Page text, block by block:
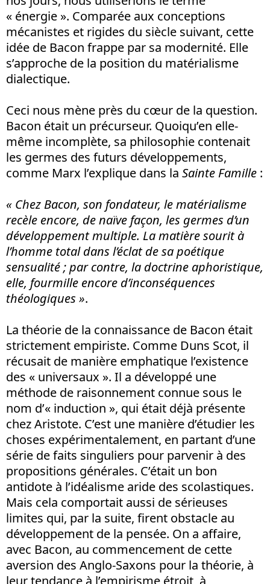
« énergie ». Comparée aux conceptions
mécanistes et rigides du siècle suivant, cette
idée de Bacon frappe par sa modernité. Elle
s’approche de la position du matérialisme
dialectique.
Ceci nous mène près du cœur de la question.
Bacon était un précurseur. Quoiqu’en elle-
même incomplète, sa philosophie contenait
les germes des futurs développements,
comme Marx l’explique dans la Sainte Famille :
« Chez Bacon, son fondateur, le matérialisme
recèle encore, de naïve façon, les germes d’un
développement multiple. La matière sourit à
l’homme total dans l’éclat de sa poétique
sensualité ; par contre, la doctrine aphoristique,
elle, fourmille encore d’in­conséquences
théologiques ».
La théorie de la connaissance de Bacon était
strictement empiriste. Comme Duns Scot, il
récusait de manière emphatique l’existence
des « universaux ». Il a développé une
méthode de raisonnement connue sous le
nom d’« induction », qui était déjà présente
chez Aristote. C’est une manière d’étudier les
choses expérimentalement, en partant d’une
série de faits singuliers pour parvenir à des
propositions générales. C’était un bon
antidote à l’idéalisme aride des scolastiques.
Mais cela comportait aussi de sérieuses
limites qui, par la suite, firent obstacle au
développement de la pensée. On a affaire,
avec Bacon, au commencement de cette
aversion des Anglo-Saxons pour la théorie, à
leur tendance à l’empirisme étroit, à